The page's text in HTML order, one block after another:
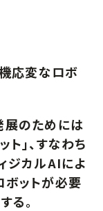
応変なロボ
のためには
」、すなわち
ジカルAIによ
ットが必要
る。